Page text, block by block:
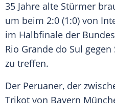
35 Jahre alte Stürmer
um beim 2:0 (1:0) von
im Halbfinale der
Rio Grande do Sul gegen
zu treffen.
Der Peruaner, der
Trikot von Bayern